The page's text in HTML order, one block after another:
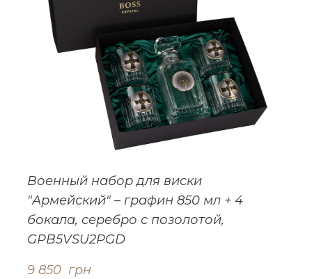
Военный набор для виски
"Армейский" – графин 850 мл + 4
бокала, серебро с позолотой,
GPB5VSU2PGD
9 850  грн